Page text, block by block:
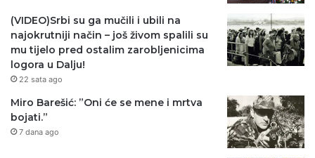
(VIDEO)Srbi su ga mučili i ubili na
najokrutniji način – još živom spalili su
mu tijelo pred ostalim zarobljenicima
logora u Dalju!
22 sata ago
Miro Barešić: ”Oni će se mene i mrtva
bojati.”
7 dana ago